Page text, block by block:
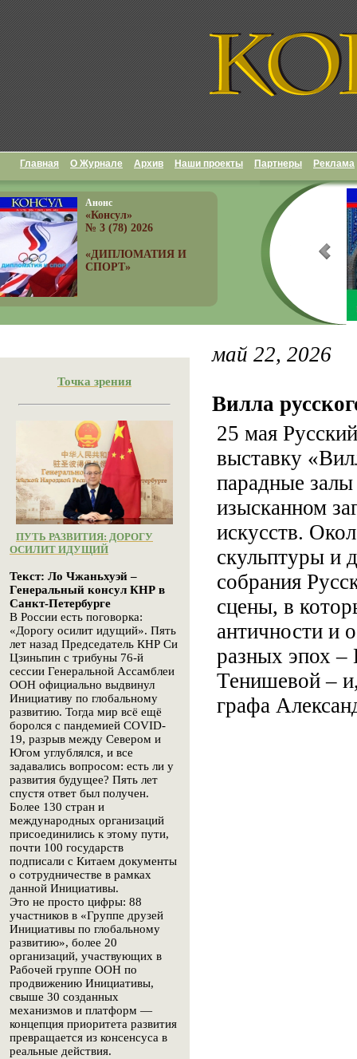
Главная О Журнале Архив Наши проекты Партнеры Реклама
Анонс
«Консул»
№ 3 (78) 2026
«ДИПЛОМАТИЯ И
СПОРТ»
Точка зрения
ПУТЬ РАЗВИТИЯ: ДОРОГУ
ОСИЛИТ ИДУЩИЙ
Текст: Ло Чжаньхуэй –
Генеральный консул КНР в
Санкт-Петербурге
В России есть поговорка:
«Дорогу осилит идущий». Пять
лет назад Председатель КНР Си
Цзиньпин с трибуны 76-й
сессии Генеральной Ассамблеи
ООН официально выдвинул
Инициативу по глобальному
развитию. Тогда мир всё ещё
боролся с пандемией COVID-
19, разрыв между Севером и
Югом углублялся, и все
задавались вопросом: есть ли у
развития будущее? Пять лет
спустя ответ был получен.
Более 130 стран и
международных организаций
присоединились к этому пути,
почти 100 государств
подписали с Китаем документы
о сотрудничестве в рамках
данной Инициативы.
Это не просто цифры: 88
участников в «Группе друзей
Инициативы по глобальному
развитию», более 20
организаций, участвующих в
Рабочей группе ООН по
продвижению Инициативы,
свыше 30 созданных
механизмов и платформ —
концепция приоритета развития
превращается из консенсуса в
реальные действия.
май 22, 2026
Вилла
25 мая
выставку
парадные
изысканном
искусств.
скульптуры и
собрания
сцены, в
античности и
разных эпох
Тенишевой –
графа